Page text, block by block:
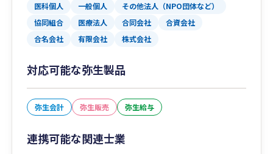
医科個人
一般個人
その他法人（NPO団体など）
協同組合
医療法人 合同会社
合資会社
合名会社
有限会社 株式会社
対応可能な弥生製品
弥生会計 弥生販売 弥生給与
連携可能な関連士業